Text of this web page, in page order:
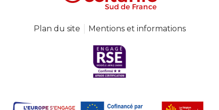
Plan du site Mentions et informations